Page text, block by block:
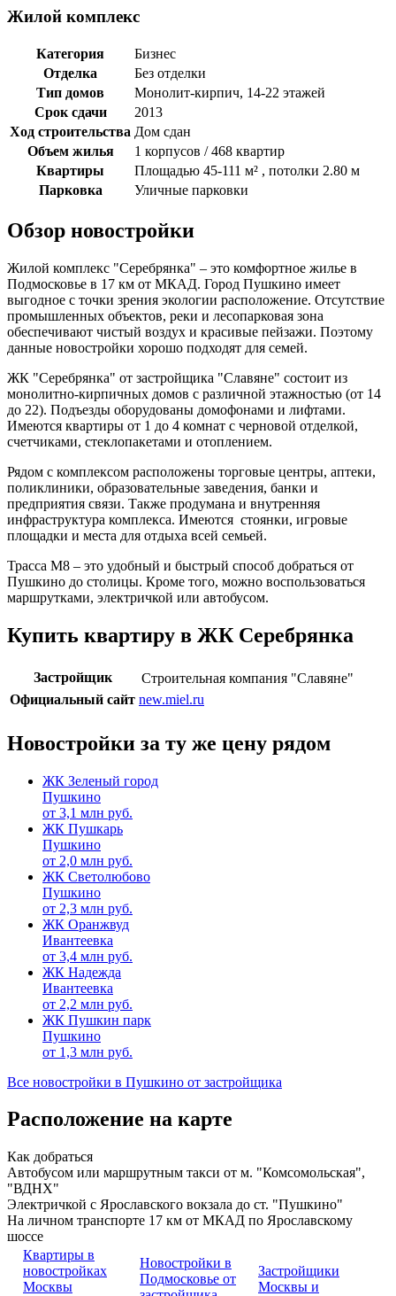
Жилой комплекс
Категория
Бизнес
Отделка
Без отделки
Тип домов
Монолит-кирпич, 14-22 этажей
Срок сдачи
2013
Ход строительства Дом сдан
Объем жилья
1 корпусов / 468 квартир
Квартиры
Площадью 45-111 м² , потолки 2.80 м
Парковка
Уличные парковки
Обзор новостройки
Жилой комплекс "Серебрянка" – это комфортное жилье в
Подмосковье в 17 км от МКАД. Город Пушкино имеет
выгодное с точки зрения экологии расположение. Отсутствие
промышленных объектов, реки и лесопарковая зона
обеспечивают чистый воздух и красивые пейзажи. Поэтому
данные новостройки хорошо подходят для семей.
ЖК "Серебрянка" от застройщика "Славяне" состоит из
монолитно-кирпичных домов с различной этажностью (от 14
до 22). Подъезды оборудованы домофонами и лифтами.
Имеются квартиры от 1 до 4 комнат с черновой отделкой,
счетчиками, стеклопакетами и отоплением.
Рядом с комплексом расположены торговые центры, аптеки,
поликлиники, образовательные заведения, банки и
предприятия связи. Также продумана и внутренняя
инфраструктура комплекса. Имеются стоянки, игровые
площадки и места для отдыха всей семьей.
Трасса М8 – это удобный и быстрый способ добраться от
Пушкино до столицы. Кроме того, можно воспользоваться
маршрутками, электричкой или автобусом.
Купить квартиру в ЖК Серебрянка
Застройщик
Строительная компания "Славяне"
Официальный сайт new.miel.ru
Новостройки за ту же цену рядом
ЖК Зеленый город
Пушкино
от 3,1 млн руб.
ЖК Пушкарь
Пушкино
от 2,0 млн руб.
ЖК Светолюбово
Пушкино
от 2,3 млн руб.
ЖК Оранжвуд
Ивантеевка
от 3,4 млн руб.
ЖК Надежда
Ивантеевка
от 2,2 млн руб.
ЖК Пушкин парк
Пушкино
от 1,3 млн руб.
Все новостройки в Пушкино от застройщика
Расположение на карте
Как добраться
Автобусом или маршрутным такси от м. "Комсомольская",
"ВДНХ"
Электричкой с Ярославского вокзала до ст. "Пушкино"
На личном транспорте 17 км от МКАД по Ярославскому
шоссе
Квартиры в
новостройках
Москвы
Новостройки в
Подмосковье от
Застройщики
Москвы и